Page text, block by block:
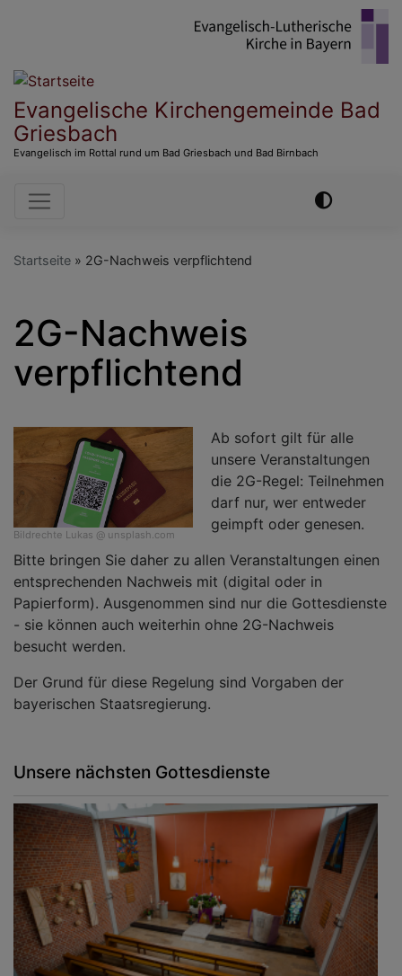
Evangelische Kirchengemeinde Bad
Griesbach
Evangelisch im Rottal rund um Bad Griesbach und Bad Birnbach
Hauptnavigation
Startseite 2G-Nachweis verpflichtend
2G-Nachweis
verpflichtend
Bildrechte Lukas @ unsplash.com
Ab sofort gilt für alle
unsere Veranstaltungen
die 2G-Regel: Teilnehmen
darf nur, wer entweder
geimpft oder genesen.
Bitte bringen Sie daher zu allen Veranstaltungen einen
entsprechenden Nachweis mit (digital oder in
Papierform). Ausgenommen sind nur die Gottesdienste
- sie können auch weiterhin ohne 2G-Nachweis
besucht werden.
Der Grund für diese Regelung sind Vorgaben der
bayerischen Staatsregierung.
Unsere nächsten Gottesdienste